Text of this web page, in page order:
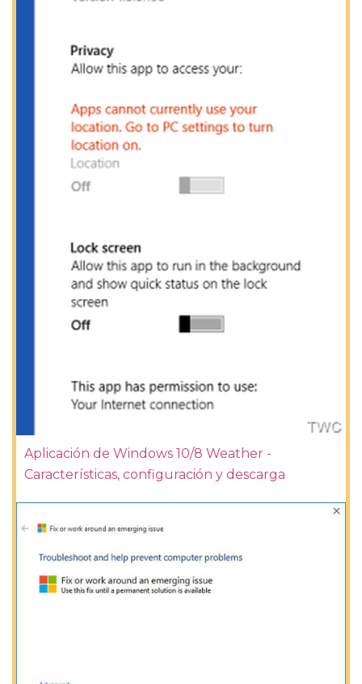
Aplicación de Windows 10/8 Weather -
Características, configuración y descarga